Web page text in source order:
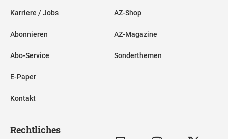
Karriere / Jobs
Abonnieren
Abo-Service
E-Paper
Kontakt
AZ-Shop
AZ-Magazine
Sonderthemen
Rechtliches